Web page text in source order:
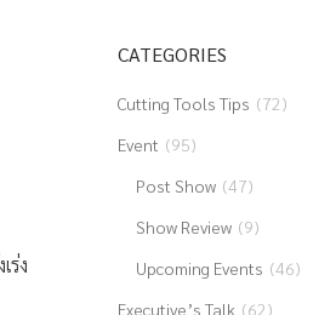
ร่ง
CATEGORIES
Cutting Tools Tips (72)
Event (95)
Post Show (47)
Show Review (9)
Upcoming Events (46)
Executive’s Talk (62)